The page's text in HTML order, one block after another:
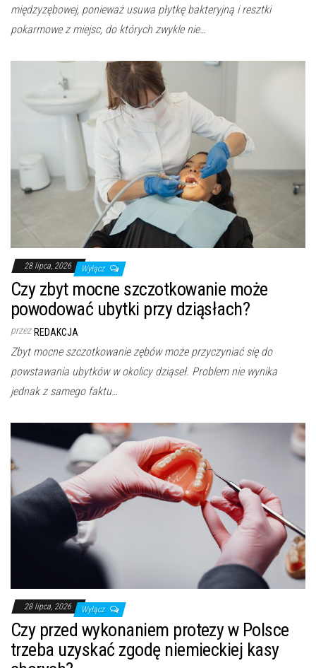
międzyzębowej, ponieważ usuwa płytkę bakteryjną i resztki
pokarmowe z miejsc, do których zwykle nie…
28 lipca, 2026 Wyłącz
Czy zbyt mocne szczotkowanie może
powodować ubytki przy dziąsłach?
przez REDAKCJA
Zbyt mocne szczotkowanie zębów może przyczyniać się do
powstawania ubytków w okolicy dziąseł. Problem nie wynika
jednak z samego faktu…
28 lipca, 2026 Wyłącz
Czy przed wykonaniem protezy w Polsce
trzeba uzyskać zgodę niemieckiej kasy